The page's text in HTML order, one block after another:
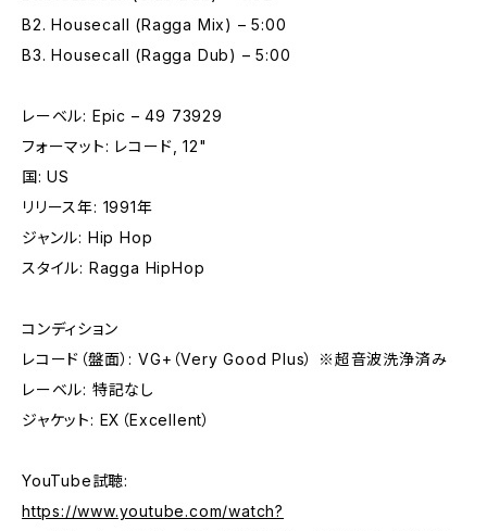
B2. Housecall (Ragga Mix) – 5:00
B3. Housecall (Ragga Dub) – 5:00
レーベル: Epic – 49 73929
フォーマット: レコード, 12"
国: US
リリース年: 1991年
ジャンル: Hip Hop
スタイル: Ragga HipHop
コンディション
レコード（盤面）: VG+（Very Good Plus） ※超音波洗浄済み
レーベル: 特記なし
ジャケット: EX（Excellent）
YouTube試聴:
https://www.youtube.com/watch?